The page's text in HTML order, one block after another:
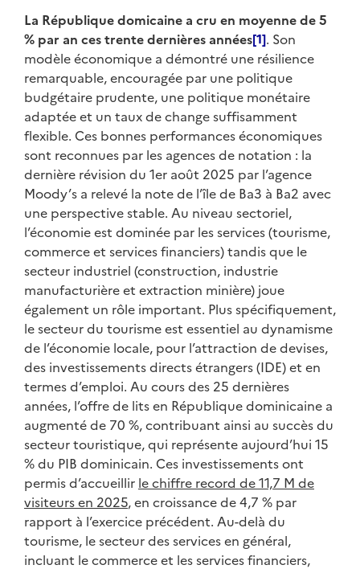
La République domicaine a cru en moyenne de 5
% par an ces trente dernières années[1]. Son
modèle économique a démontré une résilience
remarquable, encouragée par une politique
budgétaire prudente, une politique monétaire
adaptée et un taux de change suffisamment
flexible. Ces bonnes performances économiques
sont reconnues par les agences de notation : la
dernière révision du 1er août 2025 par l’agence
Moody’s a relevé la note de l’île de Ba3 à Ba2 avec
une perspective stable. Au niveau sectoriel,
l’économie est dominée par les services (tourisme,
commerce et services financiers) tandis que le
secteur industriel (construction, industrie
manufacturière et extraction minière) joue
également un rôle important. Plus spécifiquement,
le secteur du tourisme est essentiel au dynamisme
de l’économie locale, pour l’attraction de devises,
des investissements directs étrangers (IDE) et en
termes d’emploi. Au cours des 25 dernières
années, l’offre de lits en République dominicaine a
augmenté de 70 %, contribuant ainsi au succès du
secteur touristique, qui représente aujourd’hui 15
% du PIB dominicain. Ces investissements ont
permis d’accueillir le chiffre record de 11,7 M de
visiteurs en 2025, en croissance de 4,7 % par
rapport à l’exercice précédent. Au-delà du
tourisme, le secteur des services en général,
incluant le commerce et les services financiers,